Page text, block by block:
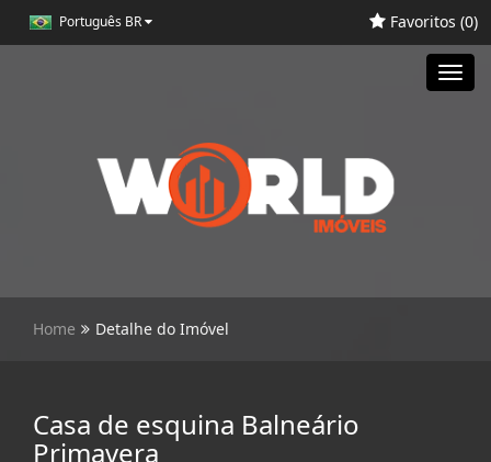
Português BR Favoritos (0)
Home Detalhe do Imóvel
Casa de esquina Balneário
Primavera